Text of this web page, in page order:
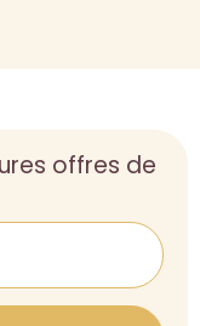
offres de